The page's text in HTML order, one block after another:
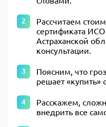
Рассчитаем
сертификата ИСО
Астраханской
консультации.
Поясним, что
решает «купить»
Расскажем,
внедрить все